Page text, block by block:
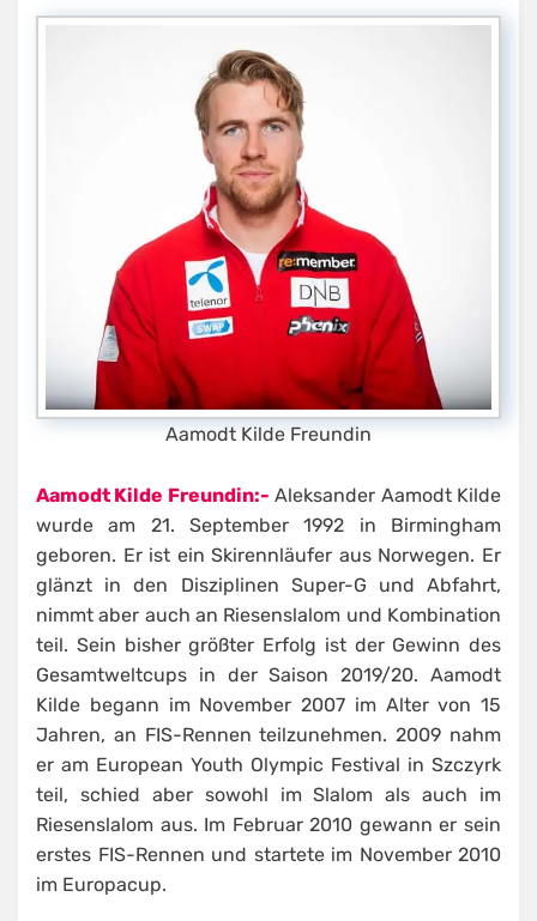
Aamodt Kilde Freundin
Aamodt Kilde Freundin:- Aleksander Aamodt Kilde
wurde am 21. September 1992 in Birmingham
geboren. Er ist ein Skirennläufer aus Norwegen. Er
glänzt in den Disziplinen Super-G und Abfahrt,
nimmt aber auch an Riesenslalom und Kombination
teil. Sein bisher größter Erfolg ist der Gewinn des
Gesamtweltcups in der Saison 2019/20. Aamodt
Kilde begann im November 2007 im Alter von 15
Jahren, an FIS-Rennen teilzunehmen. 2009 nahm
er am European Youth Olympic Festival in Szczyrk
teil, schied aber sowohl im Slalom als auch im
Riesenslalom aus. Im Februar 2010 gewann er sein
erstes FIS-Rennen und startete im November 2010
im Europacup.